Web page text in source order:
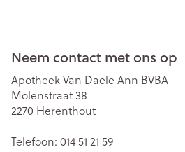
Neem contact met ons op
Apotheek Van Daele Ann BVBA
Molenstraat 38
2270 Herenthout
Telefoon: 014 51 21 59